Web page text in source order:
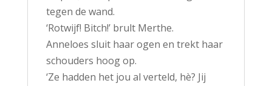
tegen de wand.
‘Rotwijf! Bitch!’ brult Merthe.
Anneloes sluit haar ogen en trekt haar
schouders hoog op.
‘Ze hadden het jou al verteld, hè? Jij